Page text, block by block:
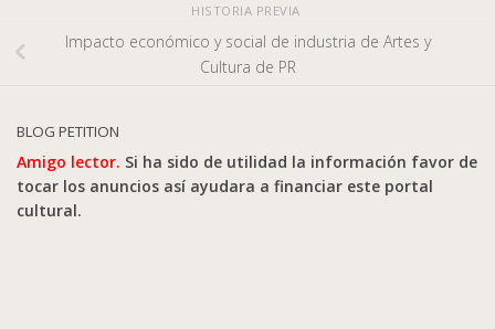
HISTORIA PREVIA
Impacto económico y social de industria de Artes y
Cultura de PR
BLOG PETITION
Amigo lector. Si ha sido de utilidad la información favor de
tocar los anuncios así ayudara a financiar este portal
cultural.